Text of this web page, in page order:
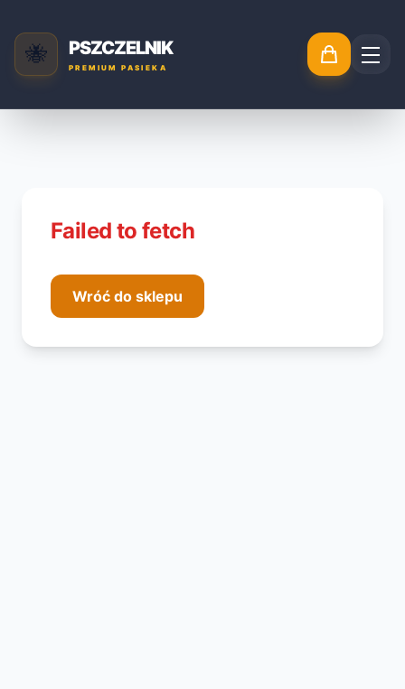
🐝 PSZCZELNIK
PREMIUM PASIEKA
Failed to fetch
Wróć do sklepu